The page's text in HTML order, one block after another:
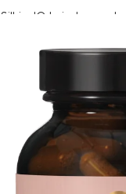
Silbinol® bois de santal
Dracobelle® mélisse de
Extraits végétaux :
Racine de ginseng
Vitamine C liposomale
Oligo-éléments